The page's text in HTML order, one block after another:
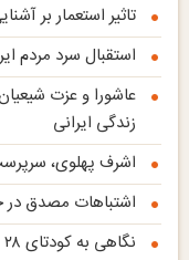
تاثیر استعمار بر
استقبال سرد مردم
عاشورا و عزت
زندگی ایرانی
اشرف پهلوی،
اشتباهات مصدق در
نگاهی به کودتای ۲۸ مرداد ۱۳۳۲ بر اساس نظریه نظام جهانی